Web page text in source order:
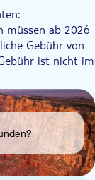
müssen ab 2026
Gebühr von
ist nicht im
auf
Ausweis
Temperaturen
30 Grad